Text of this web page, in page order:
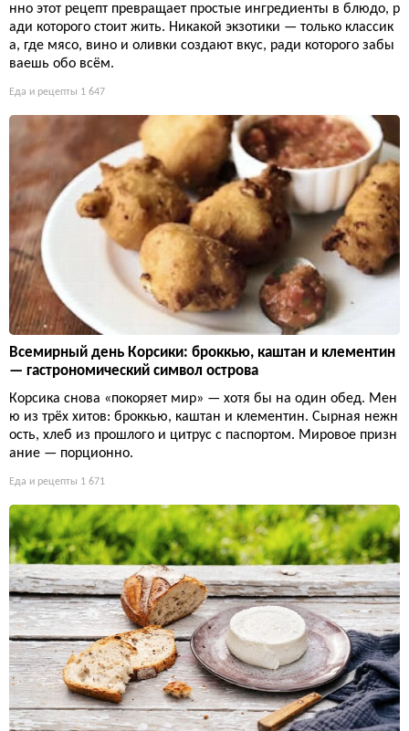
нно этот рецепт превращает простые ингредиенты в блюдо, р
ади которого стоит жить. Никакой экзотики — только классик
а, где мясо, вино и оливки создают вкус, ради которого забы
ваешь обо всём.
Еда и рецепты 1 647
Всемирный день Корсики: броккью, каштан и клементин
— гастрономический символ острова
Корсика снова «покоряет мир» — хотя бы на один обед. Мен
ю из трёх хитов: броккью, каштан и клементин. Сырная нежн
ость, хлеб из прошлого и цитрус с паспортом. Мировое призн
ание — порционно.
Еда и рецепты 1 671